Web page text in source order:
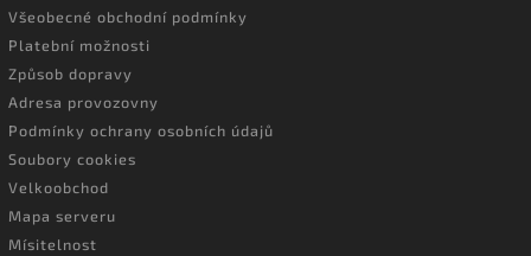
Všeobecné obchodní podmínky
Platební možnosti
Způsob dopravy
Adresa provozovny
Podmínky ochrany osobních údajů
Soubory cookies
Velkoobchod
Mapa serveru
Mísitelnost